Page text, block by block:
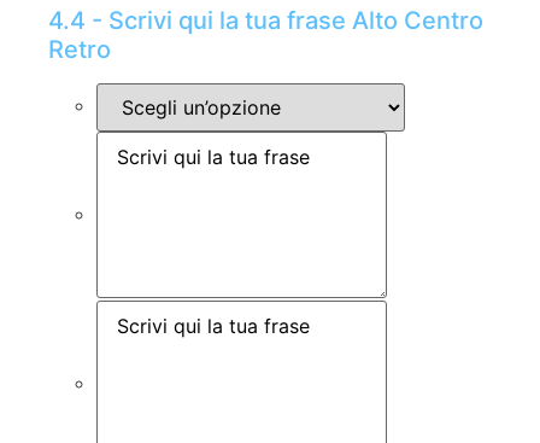
4.4 - Scrivi qui la tua frase Alto Centro
Retro